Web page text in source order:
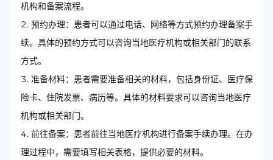
机构和备案流程。
预约办理：患者可以通过电话、网络等方式预约办理备案手
续。具体的预约方式可以咨询当地医疗机构或相关部门的联系
方式。
准备材料：患者需要准备相关的材料，包括身份证、医疗保
险卡、住院发票、病历等。具体的材料要求可以咨询当地医疗
机构或相关部门。
前往备案：患者前往当地医疗机构进行备案手续办理。在办
理过程中，需要填写相关表格，提供必要的材料。